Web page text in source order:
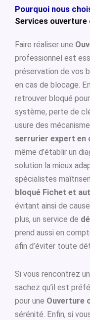
Pourquoi nous
Services
Faire réaliser une
professionnel est
préservation de vos
en cas de blocage.
retrouver bloqué
système, perte de
usure des
serrurier expert en
même d’établir un
solution la mieux
spécialistes
bloqué Fichet et
évitant ainsi de
plus, un service de
prend aussi en
afin d’éviter toute
Si vous rencontrez un
sachez qu’il est
pour une Ouverture
sérénité. Enfin, si